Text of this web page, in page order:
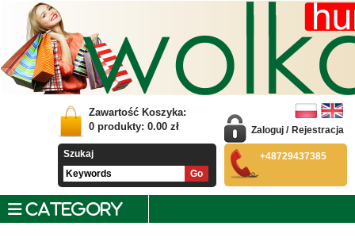
Zawartość Koszyka:
0 produkty: 0.00 zł
Szukaj
Zaloguj / Rejestracja
+48729437385
CATEGORY